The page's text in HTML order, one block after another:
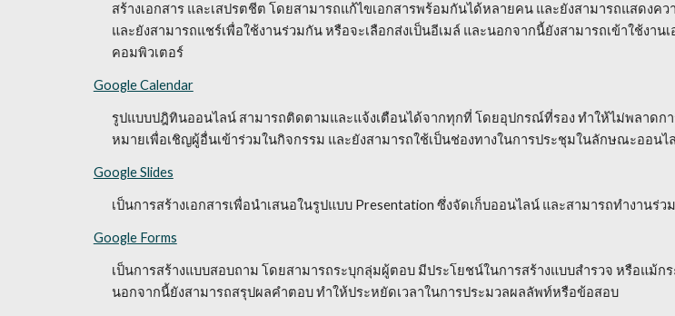
สร้างเอกสาร และเสปรตชีต โดยสามารถแก้ไขเอกสารพร้อมกันได้หลายคน และยังสามารถแสดงค
และยังสามารถแชร์เพื่อใช้งานร่วมกัน หรือจะเลือกส่งเป็นอีเมล์ และนอกจากนี้ยังสามารถเข้าใช้งา
คอมพิวเตอร์
Google Calendar
รูปแบบปฎิทินออนไลน์ สามารถติดตามและแจ้งเตือนได้จากทุกที่ โดยอุปกรณ์ที่รอง ทำให้ไม่พลาด
หมายเพื่อเชิญผู้อื่นเข้าร่วมในกิจกรรม และยังสามารถใช้เป็นช่องทางในการประชุมในลักษณะออนไ
Google Slides
เป็นการสร้างเอกสารเพื่อนำเสนอในรูปแบบ Presentation ซึ่งจัดเก็บออนไลน์ และสามารถทำงานร่
Google Forms
เป็นการสร้างแบบสอบถาม โดยสามารถระบุกลุ่มผู้ตอบ มีประโยชน์ในการสร้างแบบสำรวจ หรือแม้ก
นอกจากนี้ยังสามารถสรุปผลคำตอบ ทำให้ประหยัดเวลาในการประมวลผลลัพท์หรือข้อสอบ